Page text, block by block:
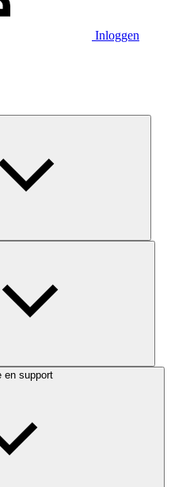
Inloggen
en support